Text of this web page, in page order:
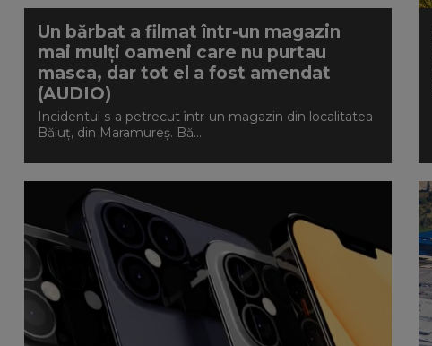
Un bărbat a filmat într-un magazin
mai mulți oameni care nu purtau
masca, dar tot el a fost amendat
(AUDIO)
Incidentul s-a petrecut într-un magazin din localitatea
Băiuț, din Maramureș. Bă...